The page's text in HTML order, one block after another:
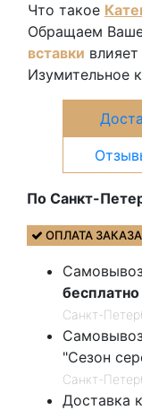
13539В
Что такое
Обращаем
вставки
Изумительное
По Санкт-
ОПЛАТА
бесплатно
Санкт-
"Сезон
Санкт-
Доставка